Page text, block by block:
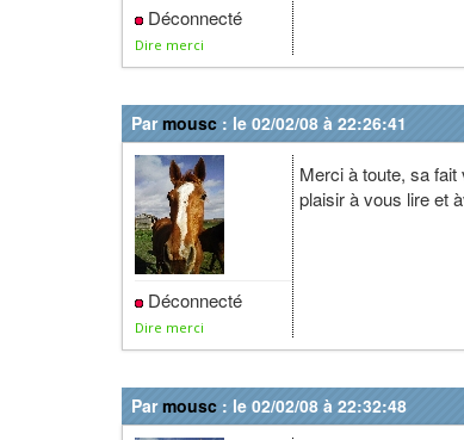
Déconnecté
Dire merci
Parmousc : le 02/02/08 à 22:26:41
Déconnecté
Dire merci
Merci à toute, sa
plaisir à vous lire et
Parmousc : le 02/02/08 à 22:32:48